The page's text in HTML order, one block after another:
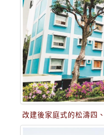
改建後家庭式的松濤四